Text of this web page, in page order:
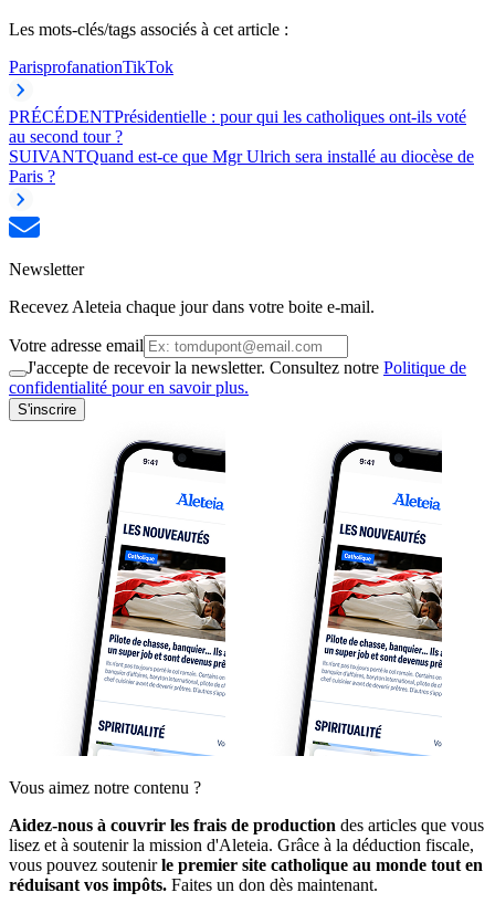
Les mots-clés/tags associés à cet article :
ParisprofanationTikTok
PRÉCÉDENTPrésidentielle : pour qui les catholiques ont-ils voté
au second tour ?
SUIVANTQuand est-ce que Mgr Ulrich sera installé au diocèse de
Paris ?
Newsletter
Recevez Aleteia chaque jour dans votre boite e-mail.
Votre adresse email
J'accepte de recevoir la newsletter. Consultez notre Politique de
confidentialité pour en savoir plus.
S'inscrire
Vous aimez notre contenu ?
Aidez-nous à couvrir les frais de production des articles que vous
lisez et à soutenir la mission d'Aleteia. Grâce à la déduction fiscale,
vous pouvez soutenirle premier site catholique au monde tout en
réduisant vos impôts. Faites un don dès maintenant.